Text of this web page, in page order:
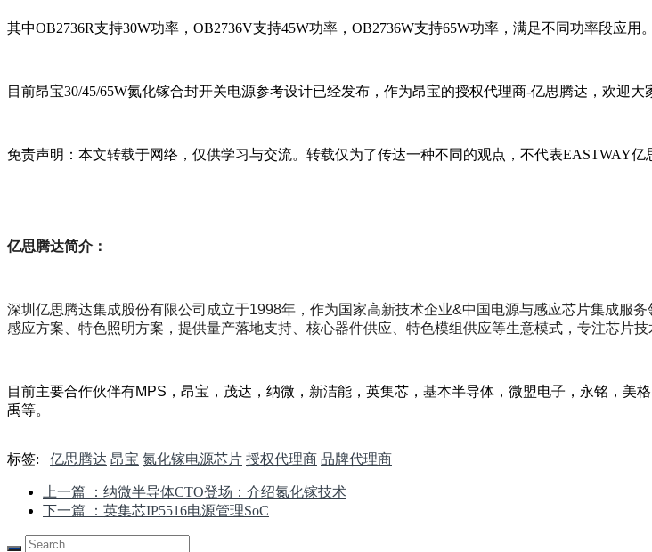
其中OB2736R支持30W功率，OB2736V支持45W功率，OB2736W支持65W功率，满足不同功率段应用。
目前昂宝30/45/65W氮化镓合封开关电源参考设计已经发布，作为昂宝的授权代理商-亿思腾达，欢迎大
免责声明：本文转载于网络，仅供学习与交流。转载仅为了传达一种不同的观点，不代表EASTWAY
亿思腾达简介：
深圳亿思腾达集成股份有限公司成立于1998年，作为国家高新技术企业&中国电源与感应芯片集成服
感应方案、特色照明方案，提供量产落地支持、核心器件供应、特色模组供应等生意模式，专注芯片
目前主要合作伙伴有MPS，昂宝，茂达，纳微，新洁能，英集芯，基本半导体，微盟电子，永铭，
禹等。
标签: 亿思腾达 昂宝 氮化镓电源芯片 授权代理商 品牌代理商
上一篇
：纳微半导体CTO登场：介绍氮化镓技术
下一篇
：英集芯IP5516电源管理SoC